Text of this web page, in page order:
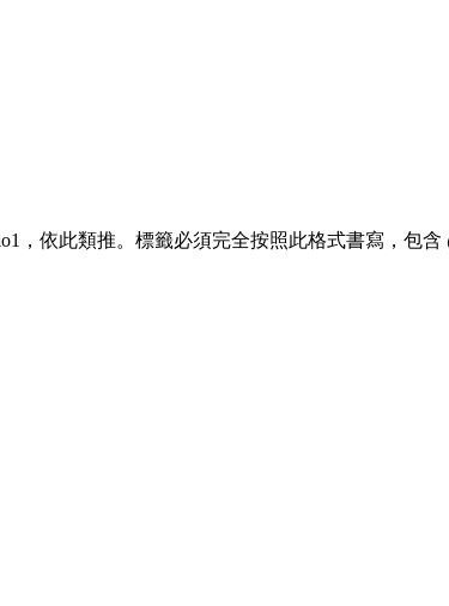
，依此類推。標籤必須完全按照此格式書寫，包